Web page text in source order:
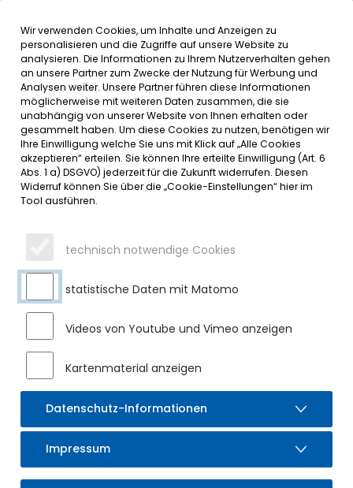
Inhalt der Seite anspringen
Informationen undMENÜ
SERVICE
BRIEFWAHL – AUSGABE DER
UNTERLAGEN
Dienstag, 10.02.2026
Kommunalwahl ist aufgrund gesetzlicher Vorgaben erst ab
Montag, 16.2.2026, möglich. Anträge auf Briefwahl können
bereits vor diesem Termin gestellt werden. Der Versand bzw.
die persönliche Aushändigung der Briefwahlunterlagen
erfolgt jedoch erst ab 16.2..
Wir verwenden Cookies, um Inhalte und Anzeigen zu
personalisieren und die Zugriffe auf unsere Website zu
analysieren. Die Informationen zu Ihrem Nutzerverhalten gehen
an unsere Partner zum Zwecke der Nutzung für Werbung und
Analysen weiter. Unsere Partner führen diese Informationen
möglicherweise mit weiteren Daten zusammen, die sie
unabhängig von unserer Website von Ihnen erhalten oder
gesammelt haben. Um diese Cookies zu nutzen, benötigen wir
Ihre Einwilligung welche Sie uns mit Klick auf „Alle Cookies
akzeptieren“ erteilen. Sie können Ihre erteilte Einwilligung (Art. 6
Abs. 1 a) DSGVO) jederzeit für die Zukunft widerrufen. Diesen
Widerruf können Sie über die „Cookie-Einstellungen“ hier im
Tool ausführen.
technisch notwendige Cookies
statistische Daten mit Matomo
Videos von Youtube und Vimeo anzeigen
Kartenmaterial anzeigen
Datenschutz-Informationen
Impressum